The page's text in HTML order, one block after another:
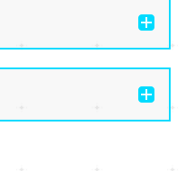
迷っていると感じてい